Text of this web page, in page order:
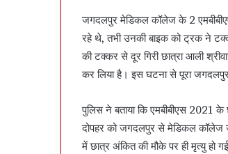
जगदलपुर मेडिकल कॉलेज के 2
रहे थे, तभी उनकी बाइक को ट्रक ने
की टक्कर से दूर गिरी छात्रा आली
कर लिया है। इस घटना से पूरा जगदलपुर
पुलिस ने बताया कि एमबीबीएस 2021 के
दोपहर को जगदलपुर से मेडिकल कॉलेज
में छात्र अंकित की मौके पर ही मृत्यु हो